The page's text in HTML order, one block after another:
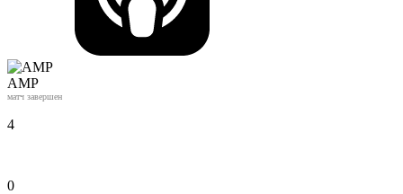
АМР
матч завершен
4
0